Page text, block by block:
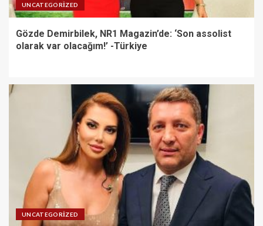
UNCATEGORIZED
Gözde Demirbilek, NR1 Magazin’de: ‘Son assolist
olarak var olacağım!’ -Türkiye
UNCATEGORIZED